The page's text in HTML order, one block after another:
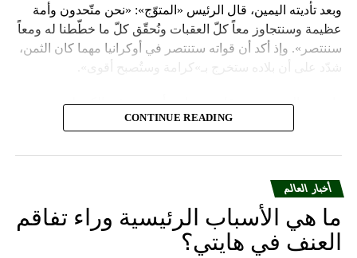
وبعد تأديته اليمين، قال الرئيس «المتوّج»: «نحن متّحدون وأمة
عظيمة وسنتجاوز معاً كلّ العقبات ونُحقّق كلّ ما خطّطنا له ومعاً
سننتصر». وإذ أكد أن قواته ستنتصر في أوكرانيا مهما كان الثمن،
شدّد على أن بلاده ستخرج بـ»كرامة وستُصبح أقوى».
واعتبر «القيصر» من قاعة «سانت أندروز» في الكرملين، حيث
استُقبل بتصفيق حار من المسؤولين الروس وأبرز الشخصيات
هائل ومسؤولية ومهمّة مقدّسة».
وبعدما وقف بمفرده تحت المطر بينما شاهد عرضاً عسكريّاً،
باركه رئيس الكنيسة الأرثوذكسية الروسية البطريرك كيريل الذي
قال: «فليكن الله في عونك لمواصلة المهمّة التي سخّرك لها»،
مشبّهاً بوتين بالحاكم في العصور الوسطى ألكسندر نيفسكي
CONTINUE READING
أخبار العالم
ما هي الأسباب الرئيسية وراء تفاقم
العنف في هايتي؟